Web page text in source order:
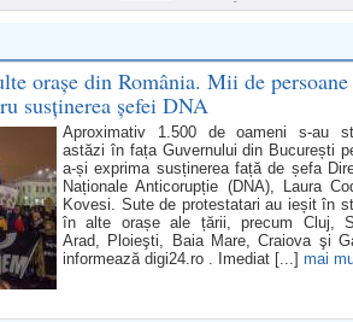
GRATA ÎN R.MOLDOVA
orașe din România. Mii de persoane
susținerea șefei DNA
Aproximativ 1.500 de oameni s-au
astăzi în fața Guvernului din București
a-și exprima susținerea față de șefa
Naționale Anticorupție (DNA), Laura
Kovesi. Sute de protestatari au ieșit în
în alte orașe ale țării, precum Cluj,
Arad, Ploieşti, Baia Mare, Craiova şi
informează digi24.ro . Imediat [...] mai